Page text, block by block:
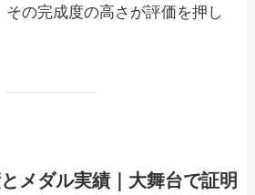
その完成度の高さが評価を押し
メダル実績｜大舞台で証明